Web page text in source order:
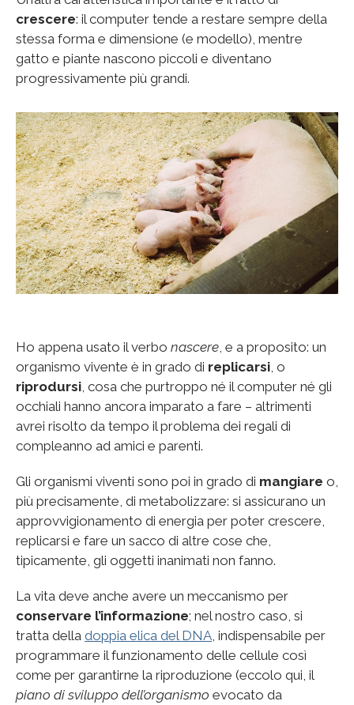
crescere: il computer tende a restare sempre della
stessa forma e dimensione (e modello), mentre
gatto e piante nascono piccoli e diventano
progressivamente più grandi.
Ho appena usato il verbo nascere, e a proposito: un
organismo vivente è in grado di replicarsi, o
riprodursi, cosa che purtroppo né il computer né gli
occhiali hanno ancora imparato a fare – altrimenti
avrei risolto da tempo il problema dei regali di
compleanno ad amici e parenti.
Gli organismi viventi sono poi in grado di mangiare o,
più precisamente, di metabolizzare: si assicurano un
approvvigionamento di energia per poter crescere,
replicarsi e fare un sacco di altre cose che,
tipicamente, gli oggetti inanimati non fanno.
La vita deve anche avere un meccanismo per
conservare l’informazione; nel nostro caso, si
tratta della doppia elica del DNA , indispensabile per
programmare il funzionamento delle cellule così
come per garantirne la riproduzione (eccolo qui, il
piano di sviluppo dell’organismo evocato da